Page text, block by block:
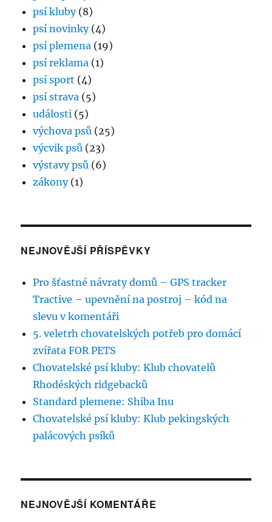
psí kluby(8)
psí novinky(4)
psí plemena (19)
psí reklama (1)
psí sport (4)
psí strava (5)
události (5)
výchova psů (25)
výcvik psů (23)
výstavy psů (6)
zákony(1)
NEJNOVĚJŠÍ PŘÍSPĚVKY
Pro šťastné návraty domů – GPS tracker
Tractive – upevnění na postroj – kód na
slevu v komentáři
5. veletrh chovatelských potřeb pro domácí
zvířata FOR PETS
Chovatelské psí kluby: Klub chovatelů
Rhodéských ridgebacků
Standard plemene: Shiba Inu
Chovatelské psí kluby: Klub pekingských
palácových psíků
NEJNOVĚJŠÍ KOMENTÁŘE